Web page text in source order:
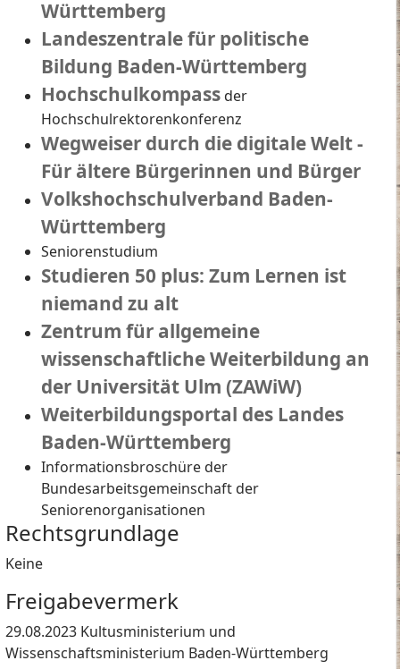
Württemberg
Landeszentrale für politische
Bildung Baden-Württemberg
Hochschulkompassder
Hochschulrektorenkonferenz
Wegweiser durch die digitale Welt -
Für ältere Bürgerinnen und Bürger
Volkshochschulverband Baden-
Württemberg
Seniorenstudium
Studieren 50 plus: Zum Lernen ist
niemand zu alt
Zentrum für allgemeine
wissenschaftliche Weiterbildung an
der Universität Ulm (ZAWiW)
Weiterbildungsportal des Landes
Baden-Württemberg
Informationsbroschüre der
Bundesarbeitsgemeinschaft der
Seniorenorganisationen
Rechtsgrundlage
Keine
Freigabevermerk
29.08.2023 Kultusministerium und
Wissenschaftsministerium Baden-Württemberg